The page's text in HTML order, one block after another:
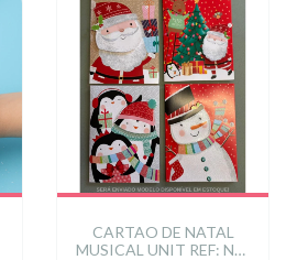
CARTAO DE NATAL
MUSICAL UNIT REF: NT-